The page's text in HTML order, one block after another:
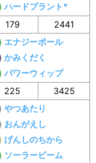
ハードプラント*
179 2441
エナジーボール
かみくだく
パワーウィップ
225 3425
やつあたり
おんがえし
げんしのちから
ソーラービーム